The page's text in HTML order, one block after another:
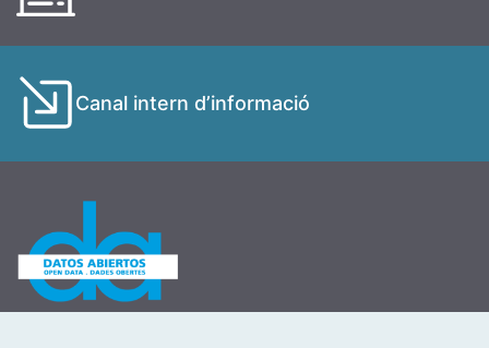
Canal intern d’informació